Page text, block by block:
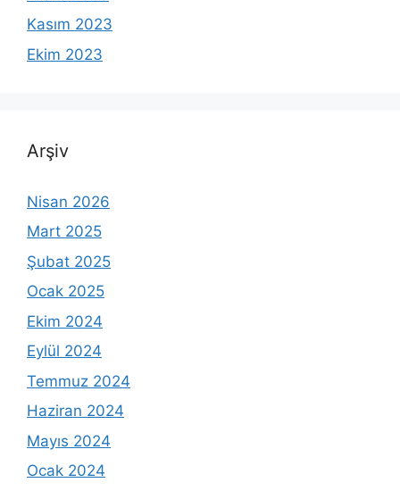
Kasım 2023
Ekim 2023
Arşiv
Nisan 2026
Mart 2025
Şubat 2025
Ocak 2025
Ekim 2024
Eylül 2024
Temmuz 2024
Haziran 2024
Mayıs 2024
Ocak 2024